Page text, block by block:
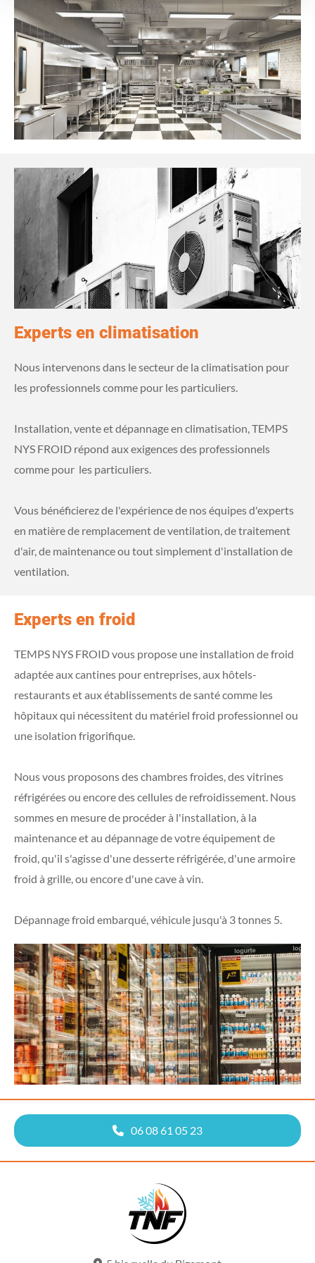
Experts en climatisation
Nous intervenons dans le secteur de la climatisation pour
les professionnels comme pour les particuliers.
Installation, vente et dépannage en climatisation, TEMPS
NYS FROID répond aux exigences des professionnels
comme pour les particuliers.
Vous bénéficierez de l'expérience de nos équipes d'experts
en matière de remplacement de ventilation, de traitement
d'air, de maintenance ou tout simplement d'installation de
ventilation.
Experts en froid
TEMPS NYS FROID vous propose une installation de froid
adaptée aux cantines pour entreprises, aux hôtels-
restaurants et aux établissements de santé comme les
hôpitaux qui nécessitent du matériel froid professionnel ou
une isolation frigorifique.
Nous vous proposons des chambres froides, des vitrines
réfrigérées ou encore des cellules de refroidissement. Nous
sommes en mesure de procéder à l'installation, à la
maintenance et au dépannage de votre équipement de
froid, qu'il s'agisse d'une desserte réfrigérée, d'une armoire
froid à grille, ou encore d'une cave à vin.
Dépannage froid embarqué, véhicule jusqu'à 3 tonnes 5.
06 08 61 05 23